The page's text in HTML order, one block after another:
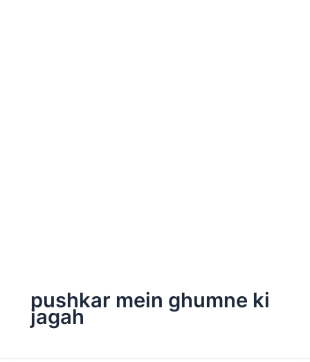
pushkar mein ghumne ki
jagah